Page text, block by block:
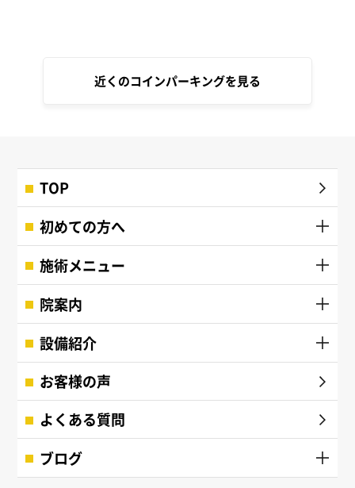
近くのコインパーキングを見る
TOP
初めての方へ
施術メニュー
院案内
設備紹介
お客様の声
よくある質問
ブログ